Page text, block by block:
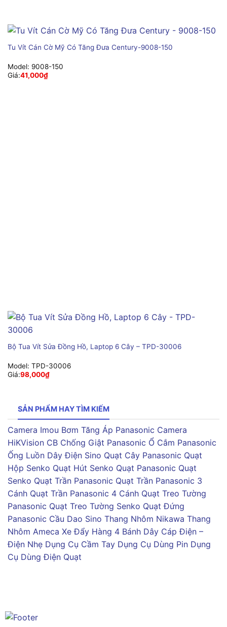
Tu Vít Cán Cờ Mỹ Có Tăng Đưa Century-9008-150
Model: 9008-150
Giá:41,000₫
Bộ Tua Vít Sửa Đồng Hồ, Laptop 6 Cây – TPD-30006
Model: TPD-30006
Giá:98,000₫
SẢN PHẨM HAY TÌM KIẾM
Camera Imou Bơm Tăng Áp Panasonic Camera
HiKVision CB Chống Giật Panasonic Ổ Cắm Panasonic
Ống Luồn Dây Điện Sino Quạt Cây Panasonic Quạt
Hộp Senko Quạt Hút Senko Quạt Panasonic Quạt
Senko Quạt Trần Panasonic Quạt Trần Panasonic 3
Cánh Quạt Trần Panasonic 4 Cánh Quạt Treo Tường
Panasonic Quạt Treo Tường Senko Quạt Đứng
Panasonic Cầu Dao Sino Thang Nhôm Nikawa Thang
Nhôm Ameca Xe Đẩy Hàng 4 Bánh Dây Cáp Điện –
Điện Nhẹ Dụng Cụ Cầm Tay Dụng Cụ Dùng Pin Dụng
Cụ Dùng Điện Quạt